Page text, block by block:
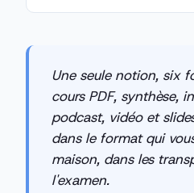
Une seule notion, six
cours PDF, synthèse,
podcast, vidéo et
dans le format qui
maison, dans les
l'examen.